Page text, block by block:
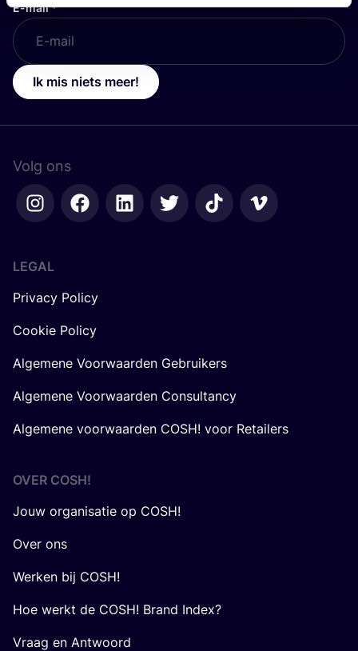
E-mail*
Ik mis niets meer!
Volg ons
LEGAL
Privacy Policy
Cookie Policy
Algemene Voorwaarden Gebruikers
Algemene Voorwaarden Consultancy
Algemene voorwaarden COSH! voor Retailers
OVER COSH!
Jouw organisatie op COSH!
Over ons
Werken bij COSH!
Hoe werkt de COSH! Brand Index?
Vraag en Antwoord